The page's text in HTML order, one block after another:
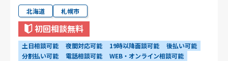
北海道 札幌市
初回相談無料
土日相談可能 夜間対応可能 19時以降面談可能
後払い可能
分割払い可能
電話相談可能
WEB・オンライン相談可能